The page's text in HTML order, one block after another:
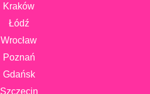
Kraków
Łódź
Wrocław
Poznań
Gdańsk
Szczecin